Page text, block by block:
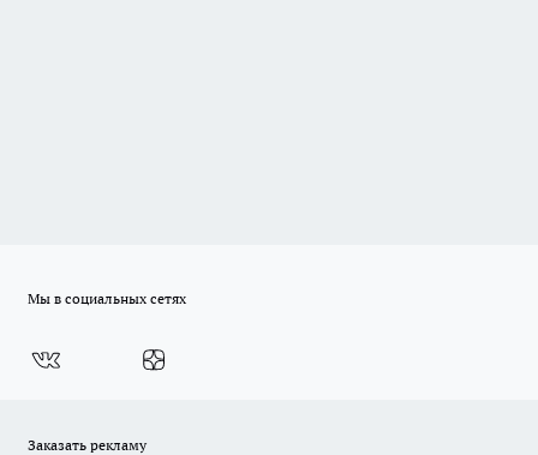
Мы в социальных сетях
Заказать рекламу